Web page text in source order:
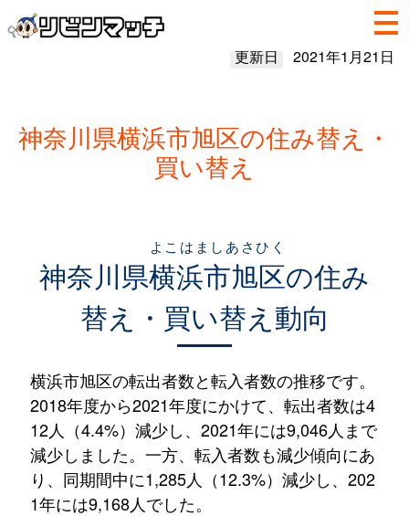
更新日 2021年1月21日
神奈川県横浜市旭区の住み替え・
買い替え
神奈川県横浜市旭区
よこはましあさひく
の住み
替え・買い替え動向
横浜市旭区の転出者数と転入者数の推移です。
2018年度から2021年度にかけて、転出者数は4
12人（4.4%）減少し、2021年には9,046人まで
減少しました。一方、転入者数も減少傾向にあ
り、同期間中に1,285人（12.3%）減少し、202
1年には9,168人でした。